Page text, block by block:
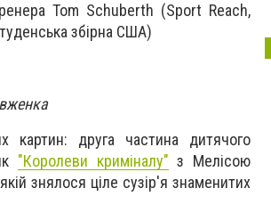
Tom Schuberth (Sport Reach,
збірна США)
картин: друга частина дитячого
"Королеви криміналу" з Мелісою
знялося ціле сузір'я знаменитих